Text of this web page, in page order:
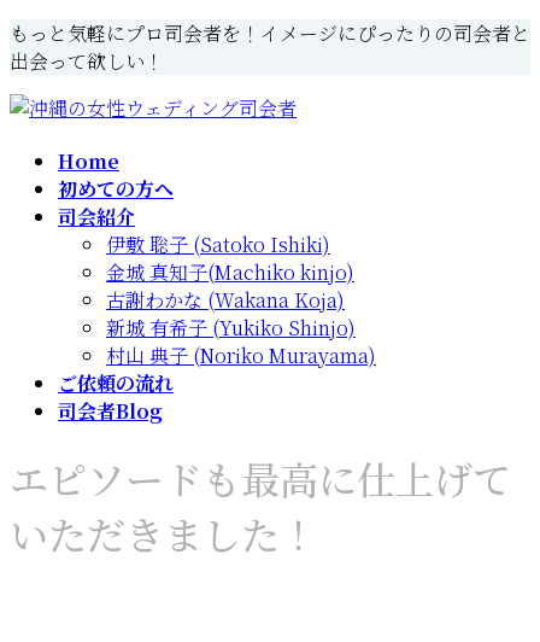
コ
ン
テ
ン
ナ
ビ
ゲ
ー
もっと気軽にプロ司会者を！イメージにぴったりの司会者と
出会って欲しい！
Home
初めての方へ
司会紹介
伊敷 聡子 (Satoko Ishiki)
金城 真知子(Machiko kinjo)
古謝わかな (Wakana Koja)
新城 有希子 (Yukiko Shinjo)
村山 典子 (Noriko Murayama)
ご依頼の流れ
司会者Blog
エピソードも最高に仕上げて
いただきました！